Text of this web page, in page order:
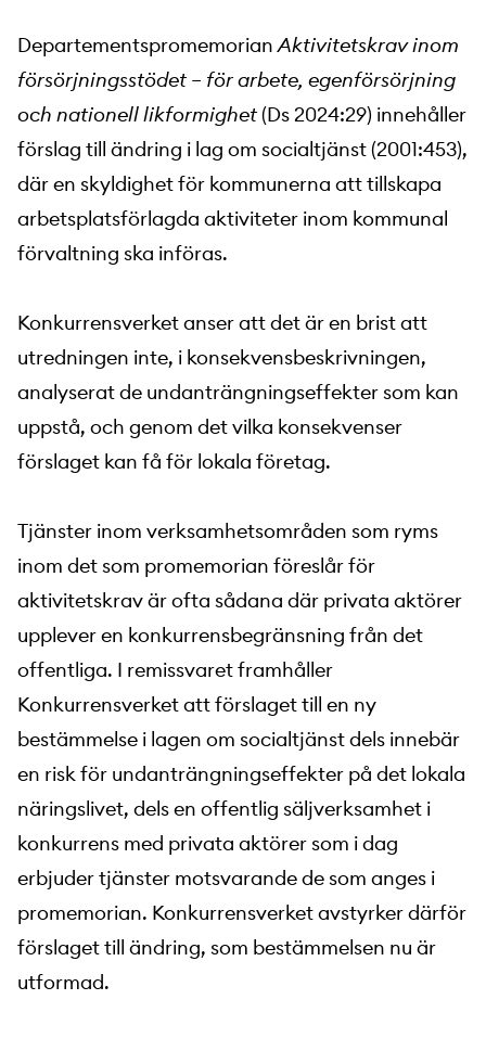
DepartementspromemorianAktivitetskrav inom
försörjningsstödet – för arbete, egenförsörjning
och nationell likformighet(Ds 2024:29) innehåller
förslag till ändring i lag om socialtjänst (2001:453),
där en skyldighet för kommunerna att tillskapa
arbetsplatsförlagda aktiviteter inom kommunal
förvaltning ska införas.
Konkurrensverket anser att det är en brist att
utredningen inte, i konsekvensbeskrivningen,
analyserat de undanträngningseffekter som kan
uppstå, och genom det vilka konsekvenser
förslaget kan få för lokala företag.
Tjänster inom verksamhetsområden som ryms
inom det som promemorian föreslår för
aktivitetskrav är ofta sådana där privata aktörer
upplever en konkurrensbegränsning från det
offentliga. I remissvaret framhåller
Konkurrensverket att förslaget till en ny
bestämmelse i lagen om socialtjänst dels innebär
en risk för undanträngningseffekter på det lokala
näringslivet, dels en offentlig säljverksamhet i
konkurrens med privata aktörer som i dag
erbjuder tjänster motsvarande de som anges i
promemorian. Konkurrensverket avstyrker därför
förslaget till ändring, som bestämmelsen nu är
utformad.